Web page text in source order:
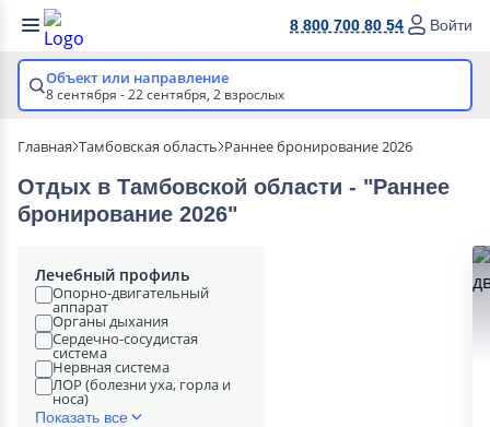
8 800 700 80 54 Войти
Объект или направление
8 сентября - 22 сентября, 2 взрослых
Главная Тамбовская область Раннее бронирование 2026
Отдых в Тамбовской области - "Раннее
бронирование 2026"
Лечебный профиль
Опорно-двигательный
аппарат
Органы дыхания
Сердечно-сосудистая
система
Нервная система
ЛОР (болезни уха, горла и
носа)
Показать все